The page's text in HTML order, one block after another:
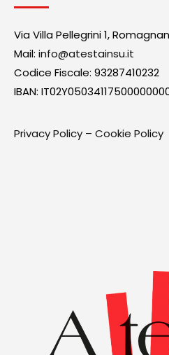
Via Villa Pellegrini 1,
Mail: info@atestainsu.it
Codice Fiscale: 93287410232
IBAN:
Privacy Policy – Cookie Policy